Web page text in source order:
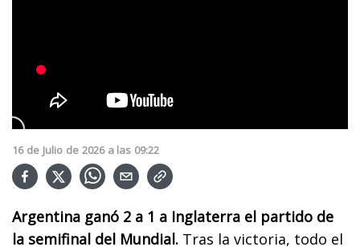
16 de Julio de 2026 a las 09:22
Argentina ganó 2 a 1 a Inglaterra el partido de
la semifinal del Mundial. Tras la victoria, todo el